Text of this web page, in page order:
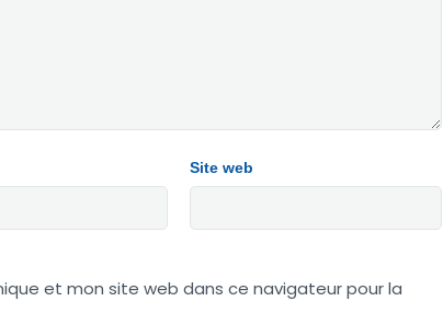
Site web
et mon site web dans ce navigateur pour la